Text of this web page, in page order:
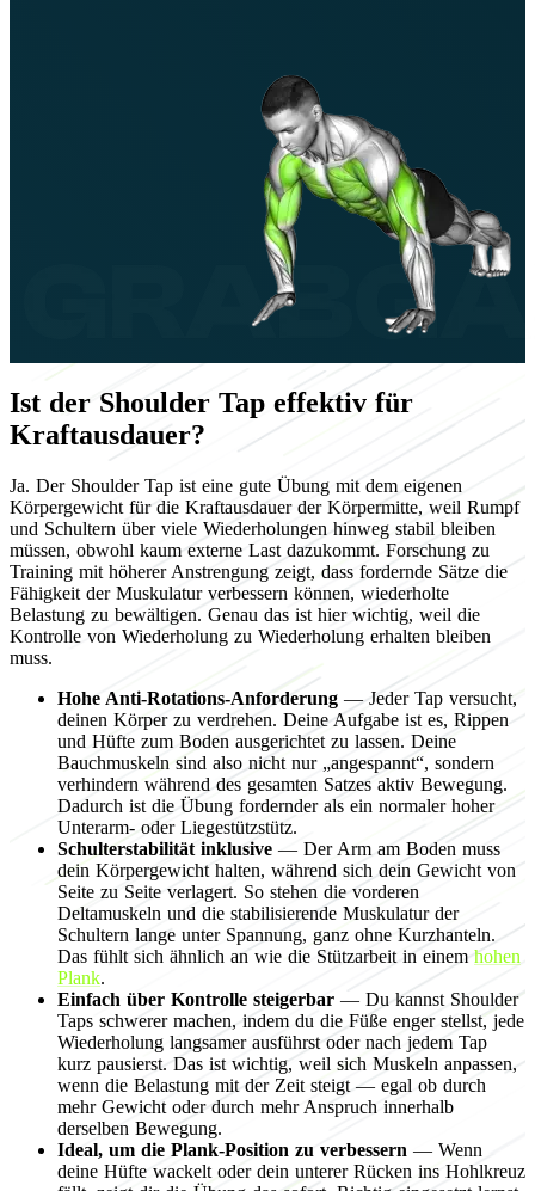
Ist der Shoulder Tap effektiv für
Kraftausdauer?
Ja. Der Shoulder Tap ist eine gute Übung mit dem eigenen
Körpergewicht für die Kraftausdauer der Körpermitte, weil Rumpf
und Schultern über viele Wiederholungen hinweg stabil bleiben
müssen, obwohl kaum externe Last dazukommt. Forschung zu
Training mit höherer Anstrengung zeigt, dass fordernde Sätze die
Fähigkeit der Muskulatur verbessern können, wiederholte
Belastung zu bewältigen. Genau das ist hier wichtig, weil die
Kontrolle von Wiederholung zu Wiederholung erhalten bleiben
muss.
Hohe Anti-Rotations-Anforderung — Jeder Tap versucht,
deinen Körper zu verdrehen. Deine Aufgabe ist es, Rippen
und Hüfte zum Boden ausgerichtet zu lassen. Deine
Bauchmuskeln sind also nicht nur „angespannt“, sondern
verhindern während des gesamten Satzes aktiv Bewegung.
Dadurch ist die Übung fordernder als ein normaler hoher
Unterarm- oder Liegestützstütz.
Schulterstabilität inklusive — Der Arm am Boden muss
dein Körpergewicht halten, während sich dein Gewicht von
Seite zu Seite verlagert. So stehen die vorderen
Deltamuskeln und die stabilisierende Muskulatur der
Schultern lange unter Spannung, ganz ohne Kurzhanteln.
Das fühlt sich ähnlich an wie die Stützarbeit in einem hohen
Plank.
Einfach über Kontrolle steigerbar — Du kannst Shoulder
Taps schwerer machen, indem du die Füße enger stellst, jede
Wiederholung langsamer ausführst oder nach jedem Tap
kurz pausierst. Das ist wichtig, weil sich Muskeln anpassen,
wenn die Belastung mit der Zeit steigt — egal ob durch
mehr Gewicht oder durch mehr Anspruch innerhalb
derselben Bewegung.
Ideal, um die Plank-Position zu verbessern — Wenn
deine Hüfte wackelt oder dein unterer Rücken ins Hohlkreuz